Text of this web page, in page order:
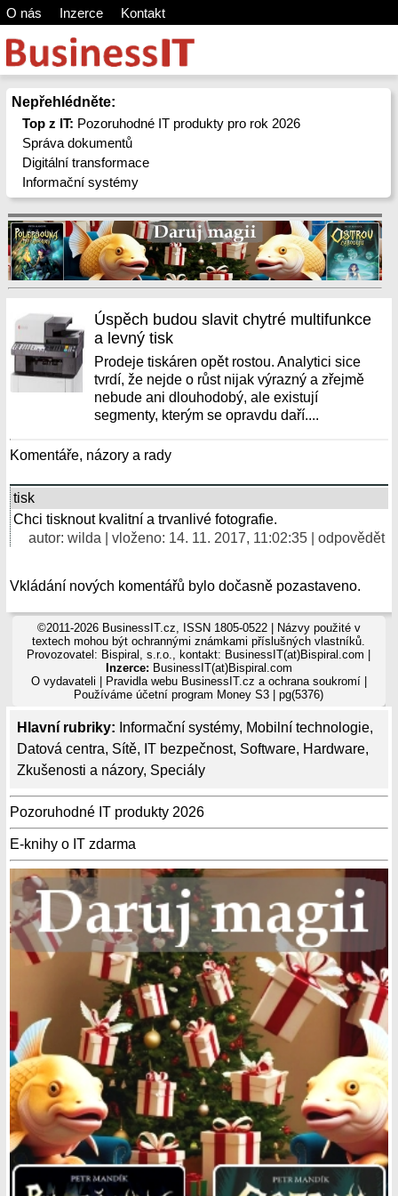
O nás Inzerce Kontakt
Nepřehlédněte:
Top z IT: Pozoruhodné IT produkty pro rok 2026
Správa dokumentů
Digitální transformace
Informační systémy
Hlavní rubriky: Informační systémy, Mobilní technologie,
Datová centra, Sítě, IT bezpečnost, Software, Hardware,
Zkušenosti a názory, Speciály
Pozoruhodné IT produkty 2026
E-knihy o IT zdarma
Úspěch budou slavit chytré multifunkce
a levný tisk
Prodeje tiskáren opět rostou. Analytici sice
tvrdí, že nejde o růst nijak výrazný a zřejmě
nebude ani dlouhodobý, ale existují
segmenty, kterým se opravdu daří....
Komentáře, názory a rady
tisk
Chci tisknout kvalitní a trvanlivé fotografie.
autor: wilda | vloženo: 14. 11. 2017, 11:02:35 | odpovědět
Vkládání nových komentářů bylo dočasně pozastaveno.
©2011-2026 BusinessIT.cz, ISSN 1805-0522 | Názvy použité v
textech mohou být ochrannými známkami příslušných vlastníků.
Provozovatel: Bispiral, s.r.o., kontakt: BusinessIT(at)Bispiral.com |
Inzerce: BusinessIT(at)Bispiral.com
O vydavateli
Pravidla webu BusinessIT.cz a ochrana soukromí|
Používámeúčetní program Money S3 | pg(5376)